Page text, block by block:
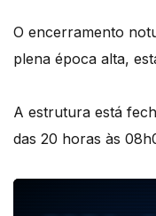
O encerramento
plena época alta,
A estrutura está
das 20 horas às